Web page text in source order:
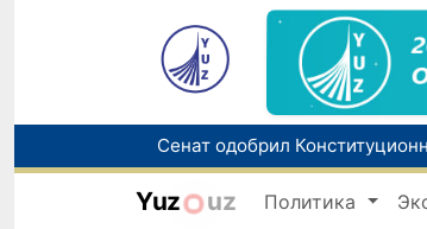
В Узбекистане упростят
Yuz uz Политика